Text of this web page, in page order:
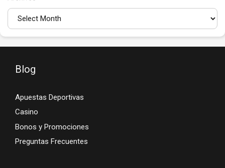
Blog
Apuestas Deportivas
Casino
Bonos y Promociones
Preguntas Frecuentes